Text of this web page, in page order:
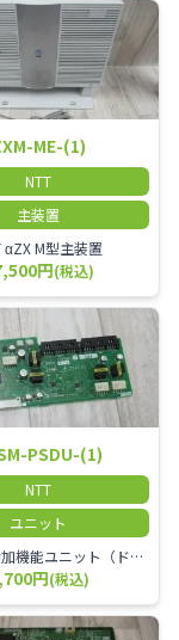
ME-(1)
NTT
主装置
αZX M型主装置
円(税込)
PSDU-(1)
NTT
ユニット
NTT αZX 付加機能ユニット（ドアホンなど）
円(税込)